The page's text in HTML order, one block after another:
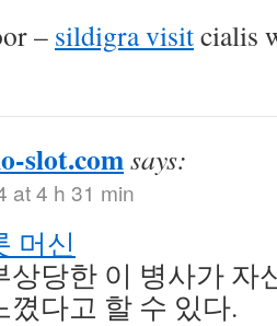
– sildigra visitcialis
slot.comsays:
at 4 h 31 min
머신
상당한 이 병사가 자
꼈다고 할 수 있다.